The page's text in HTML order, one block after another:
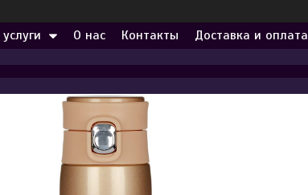
О нас Контакты Доставка и оплата